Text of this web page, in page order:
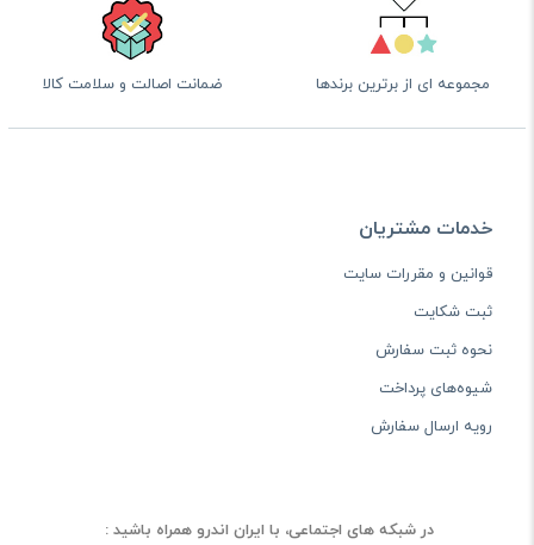
مجموعه ای از برترین برندها ضمانت اصالت و سلامت کالا
خدمات مشتریان
قوانین و مقررات سایت
ثبت شکایت
نحوه ثبت سفارش
شیوه‌های پرداخت
رویه ارسال سفارش
در شبکه های اجتماعی، با ایران اندرو همراه باشید :